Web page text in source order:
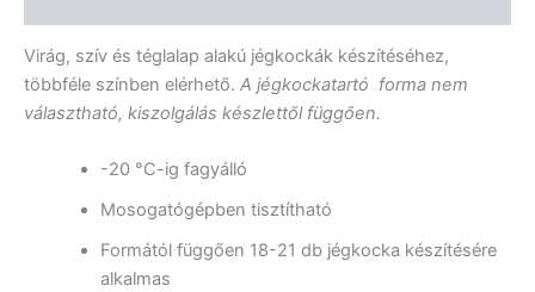
Virág, szív és téglalap alakú jégkockák készítéséhez,
többféle színben elérhető. A jégkockatartó forma nem
választható, kiszolgálás készlettől függően.
-20 °C-ig fagyálló
Mosogatógépben tisztítható
Formától függően 18-21 db jégkocka készítésére
alkalmas